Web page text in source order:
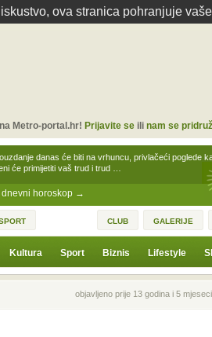
ova stranica pohranjuje
dnevni horoskop →
danas će biti na vrhuncu, privlačeći poglede
će primijetiti vaš trud i trud …
Metro-portal.hr! Prijavite seili nam se
CLUB GALERIJE
Kultura Sport Biznis Lifestyle
Prethodna vijestobjavljeno prije 13 godina i 5 mjeseci